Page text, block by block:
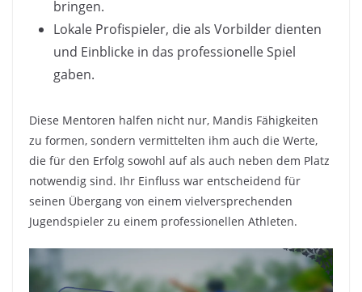
bringen.
Lokale Profispieler, die als Vorbilder dienten
und Einblicke in das professionelle Spiel
gaben.
Diese Mentoren halfen nicht nur, Mandis Fähigkeiten
zu formen, sondern vermittelten ihm auch die Werte,
die für den Erfolg sowohl auf als auch neben dem Platz
notwendig sind. Ihr Einfluss war entscheidend für
seinen Übergang von einem vielversprechenden
Jugendspieler zu einem professionellen Athleten.